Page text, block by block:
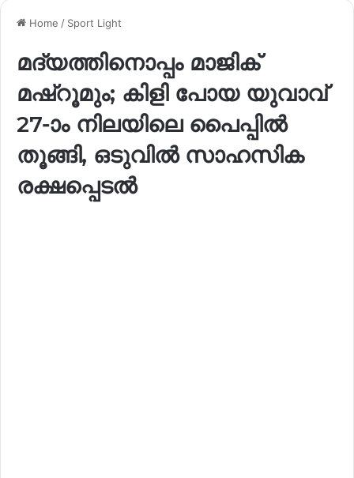
Home / Sport Light
മദ്യത്തിനൊപ്പം മാജിക്
മഷ്റൂമും; കിളി പോയ യുവാവ്
27-ാം നിലയിലെ പൈപ്പിൽ
തൂങ്ങി, ഒടുവിൽ സാഹസിക
രക്ഷപ്പെടൽ